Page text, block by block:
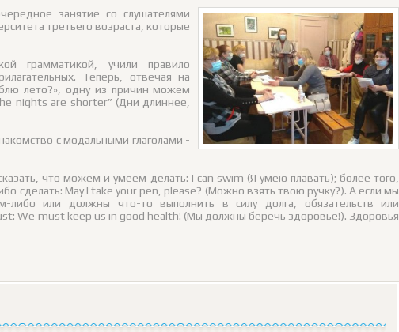
занятие со слушателями
третьего возраста, которые
грамматикой, учили правило
Теперь, отвечая на
лето?», одну из причин можем
nights are shorter” (Дни длиннее,
с модальными глаголами -
что можем и умеем делать: I can swim (Я умею плавать); более того,
сделать: May I take your pen, please? (Можно взять твою ручку?). А если мы
либо или должны что-то выполнить в силу долга, обязательств или
We must keep us in good health! (Мы должны беречь здоровье!). Здоровья